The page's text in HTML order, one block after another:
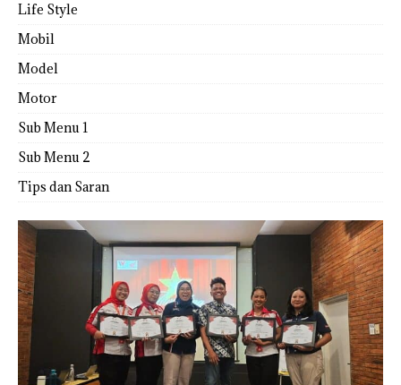
Life Style
Mobil
Model
Motor
Sub Menu 1
Sub Menu 2
Tips dan Saran